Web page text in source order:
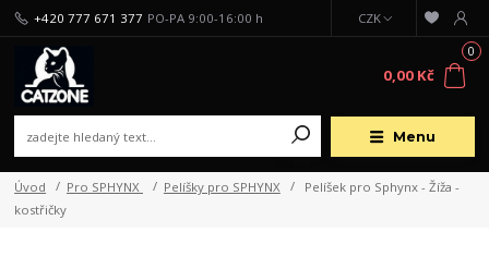
Menu
CZK
+420 777 671 377 PO-PA 9:00-16:00 h
0
0,00 Kč
Úvod Pro SPHYNX Pelíšky pro SPHYNX
Pelíšek pro Sphynx - Žíža -
kostřičky